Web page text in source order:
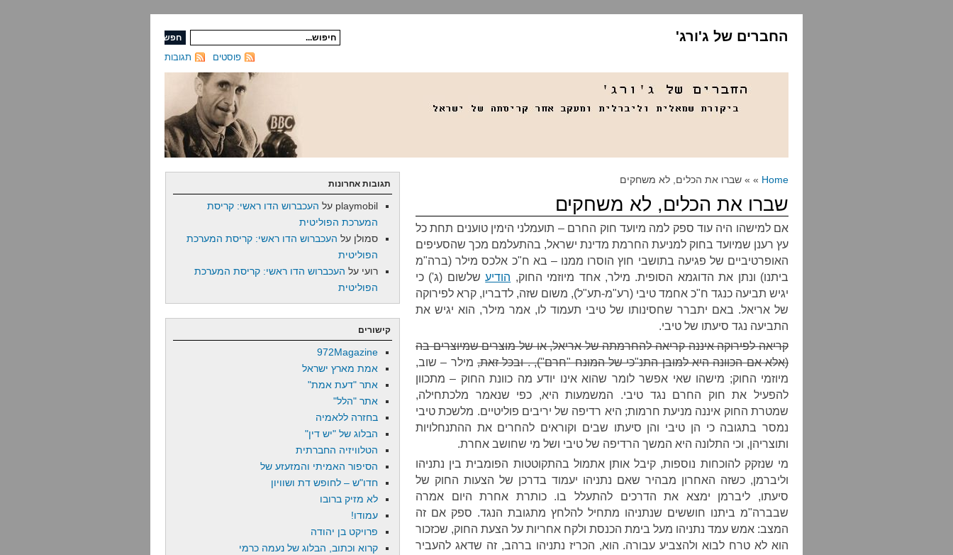
החברים של ג'ורג'
תגובות פוסטים
Home » » שברו את הכלים, לא משחקים
שברו את הכלים, לא משחקים
אם למישהו היה עוד ספק למה מיועד חוק החרם – תועמלני הימין טוענים תחת כל
עץ רענן שמיועד בחוק למניעת החרמת מדינת ישראל, בהתעלמם מכך שהסעיפים
האופרטיביים של פגיעה בתושבי חוץ הוסרו ממנו – בא ח"כ אלכס מילר (ברה"מ
ביתנו) ונתן את הדוגמא הסופית. מילר, אחד מיוזמי החוק, הודיעשלשום (ג') כי
יגיש תביעה כנגד ח"כ אחמד טיבי (רע"מ-תע"ל), משום שזה, לדבריו, קרא לפירוקה
של אריאל. באם יתברר שחסינותו של טיבי תעמוד לו, אמר מילר, הוא יגיש את
התביעה נגד סיעתו של טיבי.
קריאה לפירוקה איננה קריאה להחרמתה של אריאל, או של מוצרים שמיוצרים בה
(אלא אם הכוונה היא למובן התנ"כי של המונח "חרם"), . ובכל זאת,מילר – שוב,
מיוזמי החוק; מישהו שאי אפשר לומר שהוא אינו יודע מה כוונת החוק – מתכוון
להפעיל את חוק החרם נגד טיבי. המשמעות היא, כפי שנאמר מלכתחילה,
שמטרת החוק איננה מניעת חרמות; היא רדיפה של יריבים פוליטיים. מלשכת טיבי
נמסר בתגובה כי הן טיבי והן סיעתו שבים וקוראים להחרים את ההתנחלויות
ותוצריהן, וכי התלונה היא המשך הרדיפה של טיבי ושל מי שחושב אחרת.
מי שנזקק להוכחות נוספות, קיבל אותן אתמול בהתקוטטות הפומבית בין נתניהו
וליברמן, כשזה האחרון מבהיר שאם נתניהו יעמוד בדרכן של הצעות החוק של
סיעתו, ליברמן ימצא את הדרכים להתעלל בו. כותרת אחרת היום אמרה
שבברה"מ ביתנו חוששים שנתניהו מתחיל להלחץ מתגובת הנגד. ספק אם זה
המצב: אמש עמד נתניהו מעל בימת הכנסת ולקח אחריות על הצעת החוק, שכזכור
הוא לא טרח לבוא ולהצביע עבורה. הוא, הכריז נתניהו ברהב, זה שדאג להעביר
תגובות אחרונות
playmobil על העכברוש הדו ראשי: קריסת
המערכת הפוליטית
סמולן על העכברוש הדו ראשי: קריסת המערכת
הפוליטית
רועי על העכברוש הדו ראשי: קריסת המערכת
הפוליטית
קישורים
972Magazine
אמת מארץ ישראל
אתר "דעת אמת"
אתר "הלל"
בחזרה ללאמיה
הבלוג של "יש דין"
הטלוויזיה החברתית
הסיפור האמיתי והמזעזע של
חדו"ש – לחופש דת ושוויון
לא מזיק ברובו
עמודו!
פרויקט בן יהודה
קרוא וכתוב, הבלוג של נעמה כרמי